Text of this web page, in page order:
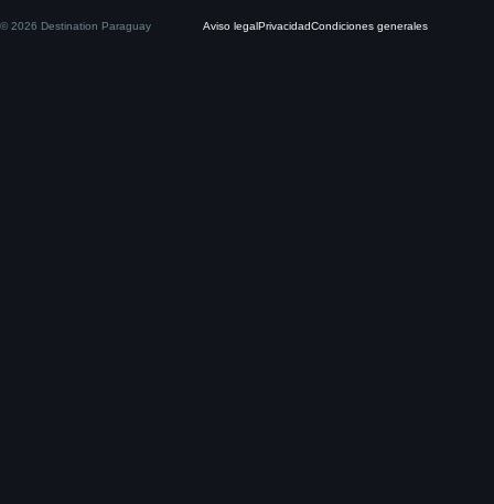
© 2026 Destination Paraguay Aviso legal PrivacidadCondiciones generales